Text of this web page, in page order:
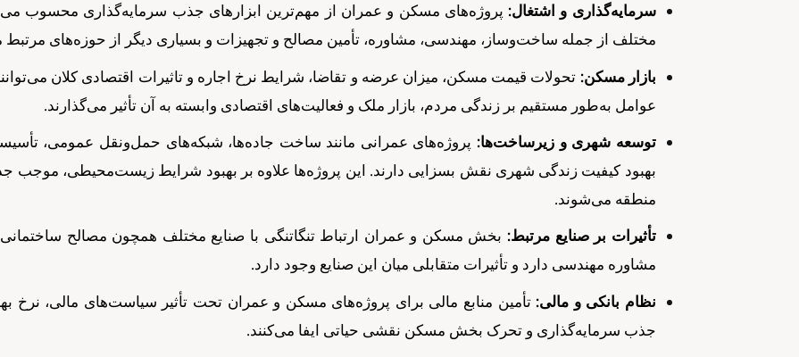
سرمایه‌گذاری و اشتغال: پروژه‌های مسکن و عمران از مهم‌ترین ابزارهای جذب سرمایه‌گذاری محسوب
مختلف از جمله ساخت‌وساز، مهندسی، مشاوره، تأمین مصالح و تجهیزات و بسیاری دیگر از حوزه‌های مرتبط
بازار مسکن: تحولات قیمت مسکن، میزان عرضه و تقاضا، شرایط نرخ اجاره و تاثیرات اقتصادی کلان
عوامل به‌طور مستقیم بر زندگی مردم، بازار ملک و فعالیت‌های اقتصادی وابسته به آن تأثیر می‌گذارند.
توسعه شهری و زیرساخت‌ها: پروژه‌های عمرانی مانند ساخت جاده‌ها، شبکه‌های حمل‌ونقل عمومی،
بهبود کیفیت زندگی شهری نقش بسزایی دارند. این پروژه‌ها علاوه بر بهبود شرایط زیست‌محیطی، موجب
منطقه می‌شوند.
تأثیرات بر صنایع مرتبط: بخش مسکن و عمران ارتباط تنگاتنگی با صنایع مختلف همچون مصالح
مشاوره مهندسی دارد و تأثیرات متقابلی میان این صنایع وجود دارد.
نظام بانکی و مالی: تأمین منابع مالی برای پروژه‌های مسکن و عمران تحت تأثیر سیاست‌های مالی، نرخ
جذب سرمایه‌گذاری و تحرک بخش مسکن نقشی حیاتی ایفا می‌کنند.